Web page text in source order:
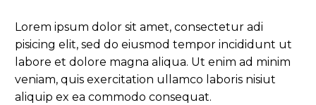
Lorem ipsum dolor sit amet, consectetur adi
pisicing elit, sed do eiusmod tempor incididunt ut
labore et dolore magna aliqua. Ut enim ad minim
veniam, quis exercitation ullamco laboris nisiut
aliquip ex ea commodo consequat.